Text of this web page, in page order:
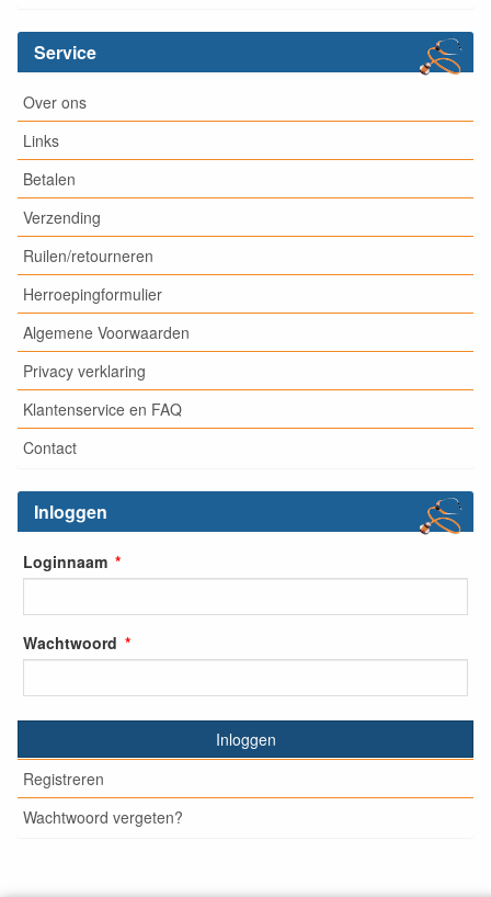
Service
Over ons
Links
Betalen
Verzending
Ruilen/retourneren
Herroepingformulier
Algemene Voorwaarden
Privacy verklaring
Klantenservice en FAQ
Contact
Inloggen
Loginnaam
Wachtwoord
Inloggen
Registreren
Wachtwoord vergeten?